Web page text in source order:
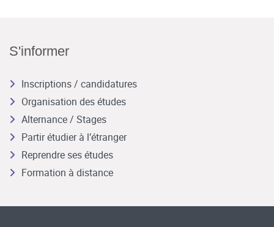
S'informer
Inscriptions / candidatures
Organisation des études
Alternance / Stages
Partir étudier à l’étranger
Reprendre ses études
Formation à distance